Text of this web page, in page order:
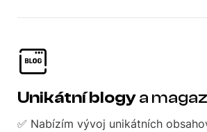
Unikátní blogya
✅ Nabízím vývoj unikátních